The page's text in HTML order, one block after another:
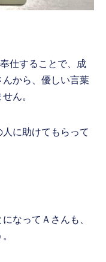
仕することで、成
んから、優しい言葉
ん。
に助けてもらって
なってＡさんも、